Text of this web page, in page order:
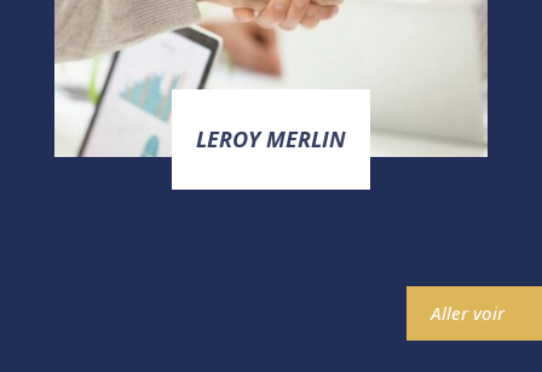
LEROY MERLIN
Aller voir